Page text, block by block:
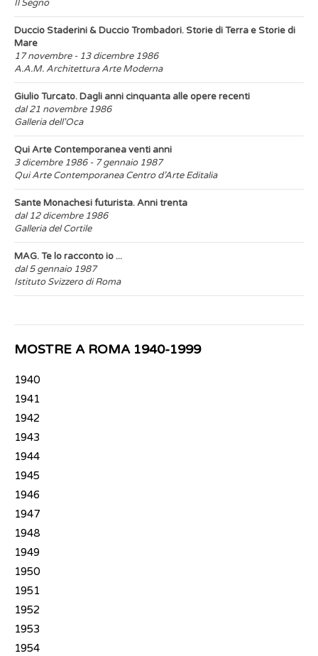
Il Segno
Duccio Staderini & Duccio Trombadori. Storie di Terra e Storie di
Mare
17 novembre - 13 dicembre 1986
A.A.M. Architettura Arte Moderna
Giulio Turcato. Dagli anni cinquanta alle opere recenti
dal 21 novembre 1986
Galleria dell'Oca
Qui Arte Contemporanea venti anni
3 dicembre 1986 - 7 gennaio 1987
Qui Arte Contemporanea Centro d’Arte Editalia
Sante Monachesi futurista. Anni trenta
dal 12 dicembre 1986
Galleria del Cortile
MAG. Te lo racconto io ...
dal 5 gennaio 1987
Istituto Svizzero di Roma
MOSTRE A ROMA 1940-1999
1940
1941
1942
1943
1944
1945
1946
1947
1948
1949
1950
1951
1952
1953
1954